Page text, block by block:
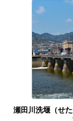
瀬田川洗堰（せ